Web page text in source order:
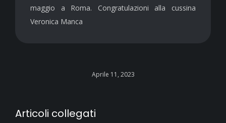
maggio a Roma. Congratulazioni alla cussina
Veronica Manca
Aprile 11, 2023
Articoli collegati